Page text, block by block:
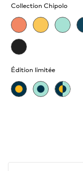
Collection Chipolo
Édition limitée